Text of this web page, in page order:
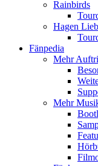
Rainbirds
Hagen
Fänpedia
Mehr
Mehr